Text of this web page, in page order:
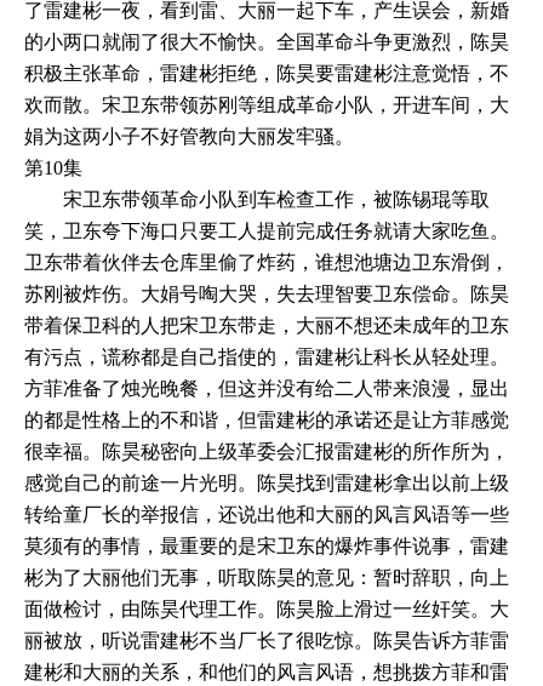
了雷建彬一夜，看到雷、大丽一起下车，产生误会，新婚
的小两口就闹了很大不愉快。全国革命斗争更激烈，陈昊
积极主张革命，雷建彬拒绝，陈昊要雷建彬注意觉悟，不
欢而散。宋卫东带领苏刚等组成革命小队，开进车间，大
娟为这两小子不好管教向大丽发牢骚。
第10集
宋卫东带领革命小队到车检查工作，被陈锡琨等取
笑，卫东夸下海口只要工人提前完成任务就请大家吃鱼。
卫东带着伙伴去仓库里偷了炸药，谁想池塘边卫东滑倒，
苏刚被炸伤。大娟号啕大哭，失去理智要卫东偿命。陈昊
带着保卫科的人把宋卫东带走，大丽不想还未成年的卫东
有污点，谎称都是自己指使的，雷建彬让科长从轻处理。
方菲准备了烛光晚餐，但这并没有给二人带来浪漫，显出
的都是性格上的不和谐，但雷建彬的承诺还是让方菲感觉
很幸福。陈昊秘密向上级革委会汇报雷建彬的所作所为，
感觉自己的前途一片光明。陈昊找到雷建彬拿出以前上级
转给童厂长的举报信，还说出他和大丽的风言风语等一些
莫须有的事情，最重要的是宋卫东的爆炸事件说事，雷建
彬为了大丽他们无事，听取陈昊的意见：暂时辞职，向上
面做检讨，由陈昊代理工作。陈昊脸上滑过一丝奸笑。大
丽被放，听说雷建彬不当厂长了很吃惊。陈昊告诉方菲雷
建彬和大丽的关系，和他们的风言风语，想挑拨方菲和雷